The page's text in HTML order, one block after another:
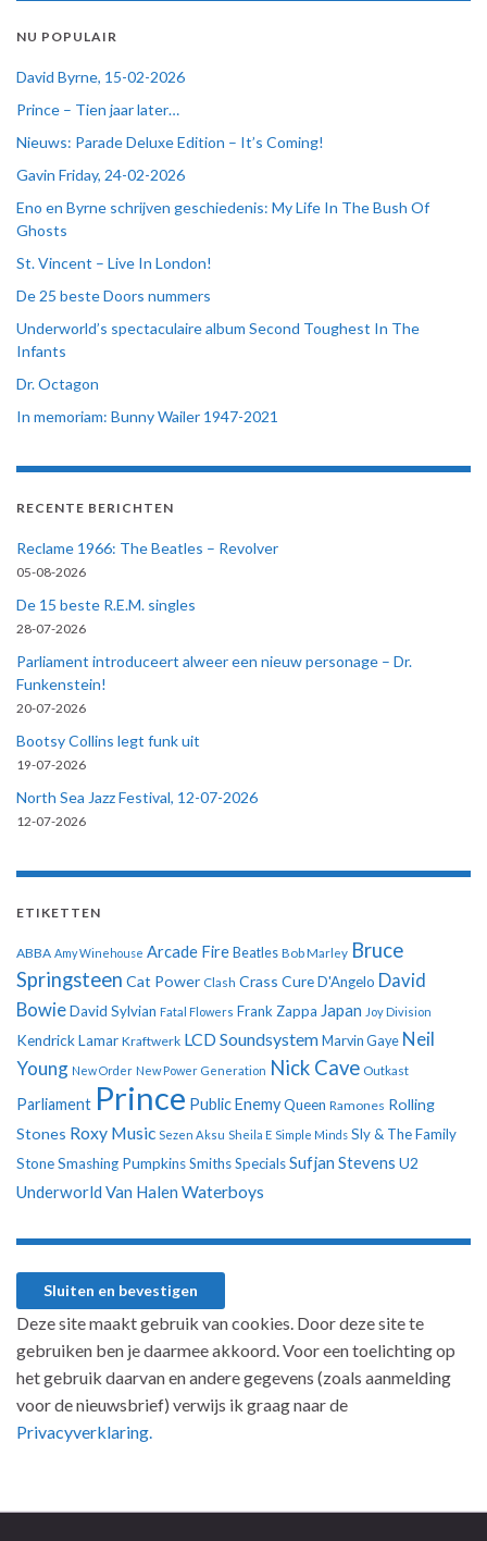
NU POPULAIR
David Byrne, 15-02-2026
Prince – Tien jaar later…
Nieuws: Parade Deluxe Edition – It’s Coming!
Gavin Friday, 24-02-2026
Eno en Byrne schrijven geschiedenis: My Life In The Bush Of
Ghosts
St. Vincent – Live In London!
De 25 beste Doors nummers
Underworld’s spectaculaire album Second Toughest In The
Infants
Dr. Octagon
In memoriam: Bunny Wailer 1947-2021
RECENTE BERICHTEN
Reclame 1966: The Beatles – Revolver
05-08-2026
De 15 beste R.E.M. singles
28-07-2026
Parliament introduceert alweer een nieuw personage – Dr.
Funkenstein!
20-07-2026
Bootsy Collins legt funk uit
19-07-2026
North Sea Jazz Festival, 12-07-2026
12-07-2026
ETIKETTEN
ABBA Amy Winehouse Arcade Fire Beatles Bob Marley Bruce
Springsteen Cat Power Clash Crass CureD'Angelo David
BowieDavid Sylvian Fatal Flowers Frank Zappa Japan Joy Division
Kendrick Lamar Kraftwerk LCD Soundsystem Marvin Gaye Neil
Young New Order New Power Generation Nick Cave Outkast
Parliament Prince Public EnemyQueen Ramones Rolling
Stones Roxy Music Sezen Aksu Sheila E Simple Minds Sly & The Family
StoneSmashing PumpkinsSmithsSpecialsSufjan Stevens U2
Underworld Van Halen Waterboys
Deze site maakt gebruik van cookies. Door deze site te
gebruiken ben je daarmee akkoord. Voor een toelichting op
het gebruik daarvan en andere gegevens (zoals aanmelding
voor de nieuwsbrief) verwijs ik graag naar de
Privacyverklaring.